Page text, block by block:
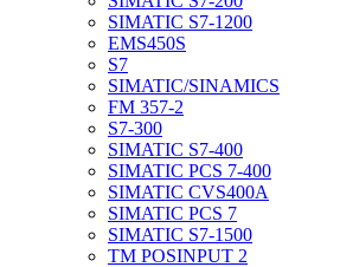
SIMATIC S7-1200
EMS450S
S7
SIMATIC/SINAMICS
FM 357-2
S7-300
SIMATIC S7-400
SIMATIC PCS 7-400
SIMATIC CVS400A
SIMATIC PCS 7
SIMATIC S7-1500
TM POSINPUT 2